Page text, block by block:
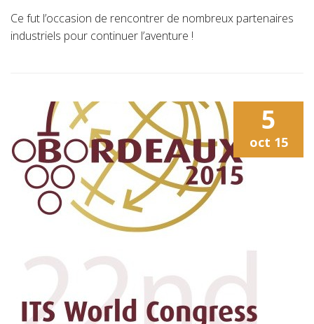
Ce fut l’occasion de rencontrer de nombreux partenaires
industriels pour continuer l’aventure !
5
oct 15